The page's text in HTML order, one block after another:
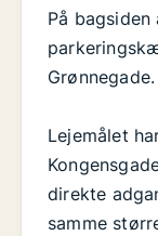
På
Grønnegade.
Lejemålet
direkte
samme